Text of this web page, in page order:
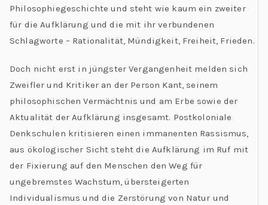
Philosophiegeschichte und steht wie kaum ein zweiter
für die Aufklärung und die mit ihr verbundenen
Schlagworte – Rationalität, Mündigkeit, Freiheit, Frieden.
Doch nicht erst in jüngster Vergangenheit melden sich
Zweifler und Kritiker an der Person Kant, seinem
philosophischen Vermächtnis und am Erbe sowie der
Aktualität der Aufklärung insgesamt. Postkoloniale
Denkschulen kritisieren einen immanenten Rassismus,
aus ökologischer Sicht steht die Aufklärung im Ruf mit
der Fixierung auf den Menschen den Weg für
ungebremstes Wachstum, übersteigerten
Individualismus und die Zerstörung von Natur und